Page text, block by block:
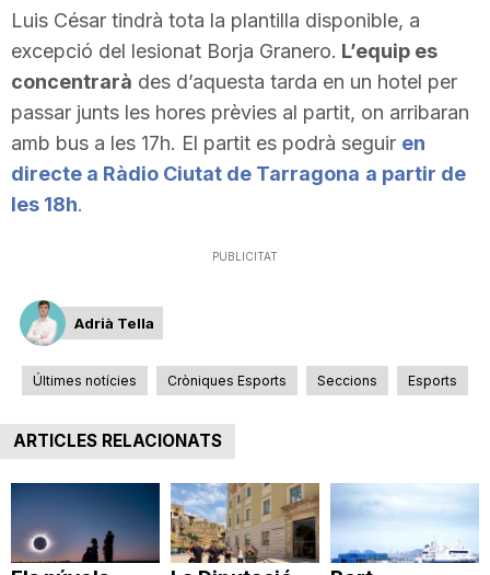
Luis César tindrà tota la plantilla disponible, a
excepció del lesionat Borja Granero. L’equip es
concentrarà des d’aquesta tarda en un hotel per
passar junts les hores prèvies al partit, on arribaran
amb bus a les 17h. El partit es podrà seguir en
directe a Ràdio Ciutat de Tarragona a partir de
les 18h.
PUBLICITAT
Adrià Tella
Últimes notícies Cròniques Esports Seccions Esports
ARTICLES RELACIONATS